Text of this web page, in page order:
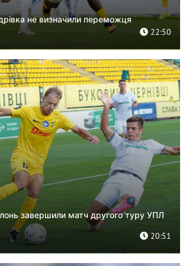
не визначили переможця
22:50
завершили матч другого туру УПЛ
20:51